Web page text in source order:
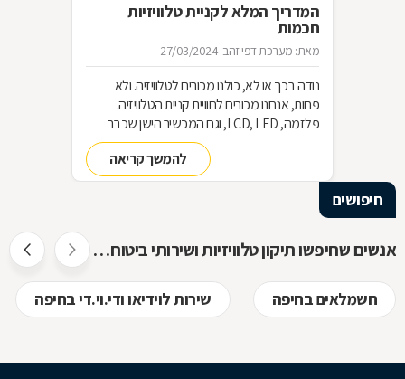
המדריך המלא לקניית טלוויזיות
חכמות
מאת: מערכת דפי זהב 27/03/2024
נודה בכך או לא, כולנו מכורים לטלוויזיה. ולא
פחות, אנחנו מכורים לחוויית קניית הטלוויזיה.
פלזמה, LCD, LED, וגם המכשיר הישן שכבר
שכחנו את שמו. כל כך הרבה אפשרויות וכל כך
מעט זמן. אז בשביל זה אנחנו כאןלהמשך קריאה
חיפושים
אנשים שחיפשו תיקון טלוויזיות ושירותי ביטוח חיפשו גם
חשמלאים בחיפה שירות לוידיאו ודי.וי.די בחיפה